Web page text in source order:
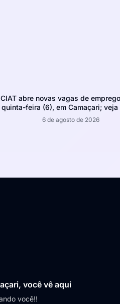
CIAT abre novas vagas de
quinta-feira (6), em Camaçari; veja
6 de agosto de 2026
você vê aqui
você!!